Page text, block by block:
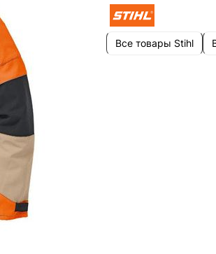
Все товары Stihl